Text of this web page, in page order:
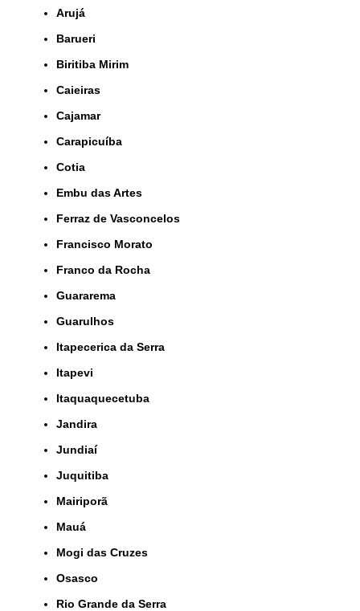
Arujá
Barueri
Biritiba Mirim
Caieiras
Cajamar
Carapicuíba
Cotia
Embu das Artes
Ferraz de Vasconcelos
Francisco Morato
Franco da Rocha
Guararema
Guarulhos
Itapecerica da Serra
Itapevi
Itaquaquecetuba
Jandira
Jundiaí
Juquitiba
Mairiporã
Mauá
Mogi das Cruzes
Osasco
Rio Grande da Serra